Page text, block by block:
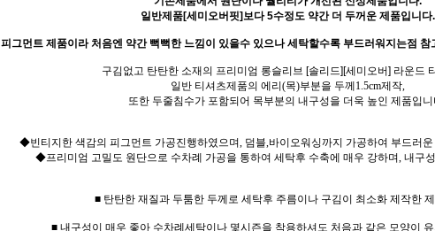
일반제품[세미오버핏]보다 5수정도 약간 더 두꺼운 제품입니다.
피그먼트 제품이라 처음엔 약간 뻑뻑한 느낌이 있을수 있으나 세탁할수록 부드러워지는점
구김없고 탄탄한 소재의 프리미엄 롱슬리브 [솔리드][세미오버] 라운드
일반 티셔츠제품의 에리(목)부분을 두께1.5cm제작,
또한 두줄침수가 포함되어 목부분의 내구성을 더욱 높인 제품입니
◆빈티지한 색감의 피그먼트 가공진행하였으며, 덤블,바이오워싱까지 가공하여 부드러
◆프리미엄 고밀도 원단으로 수차례 가공을 통하여 세탁후 수축에 매우 강하며, 내구
■ 탄탄한 재질과 두툼한 두께로 세탁후 주름이나 구김이 최소화 제작한
■ 내구성이 매우 좋아 수차례세탁이나 몇시즌을 착용하셔도 처음과 같은 모양이